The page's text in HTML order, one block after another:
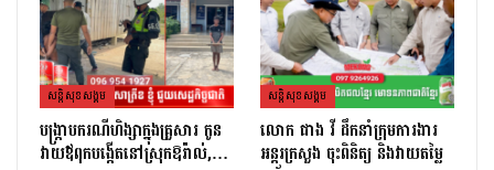
សន្តិសុខសង្គម
បង្ក្រាបករណីហិង្សាក្នុងគ្រួសារ កូន
វាយឪពុកបង្កើតនៅស្រុកឱរ៉ាល់,…
សន្តិសុខសង្គម
លោក ផាង វី ដឹកនាំក្រុមការងារ
អន្តរក្រសួង ចុះពិនិត្យ និងវាយតម្លៃ